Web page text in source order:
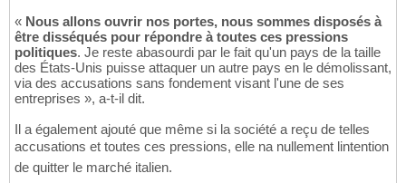
« Nous allons ouvrir nos portes, nous sommes disposés à
être disséqués pour répondre à toutes ces pressions
politiques. Je reste abasourdi par le fait qu'un pays de la taille
des États-Unis puisse attaquer un autre pays en le démolissant,
via des accusations sans fondement visant l'une de ses
entreprises », a-t-il dit.
Il a également ajouté que même si la société a reçu de telles
accusations et toutes ces pressions, elle na nullement lintention
de quitter le marché italien.